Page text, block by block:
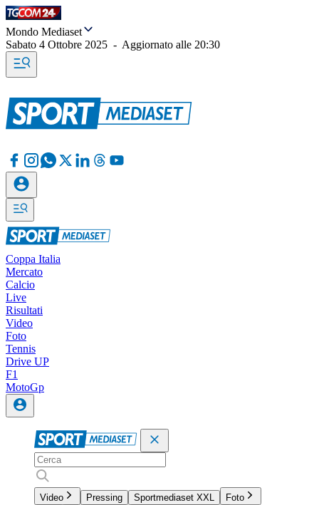
Mondo Mediaset
Sabato 4 Ottobre 2025 - Aggiornato alle 20:30
Coppa Italia
Mercato
Calcio
Live
Risultati
Video
Foto
Tennis
Drive UP
F1
MotoGp
Video Pressing Sportmediaset XXL
Foto